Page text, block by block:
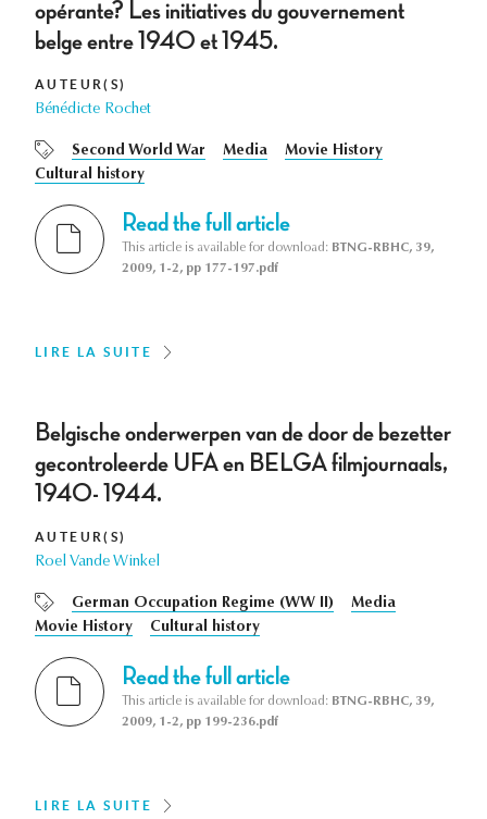
opérante? Les initiatives du gouvernement
belge entre 1940 et 1945.
AUTEUR(S)
Bénédicte Rochet
Second World War Media
Movie History
Cultural history
Read the full article
This article is available for download: BTNG-RBHC, 39,
2009, 1-2, pp 177-197.pdf
LIRE LA SUITE
Belgische onderwerpen van de door de bezetter
gecontroleerde UFA en BELGA filmjournaals,
1940- 1944.
AUTEUR(S)
Roel Vande Winkel
German Occupation Regime (WW II)
Media
Movie History
Cultural history
Read the full article
This article is available for download: BTNG-RBHC, 39,
2009, 1-2, pp 199-236.pdf
LIRE LA SUITE